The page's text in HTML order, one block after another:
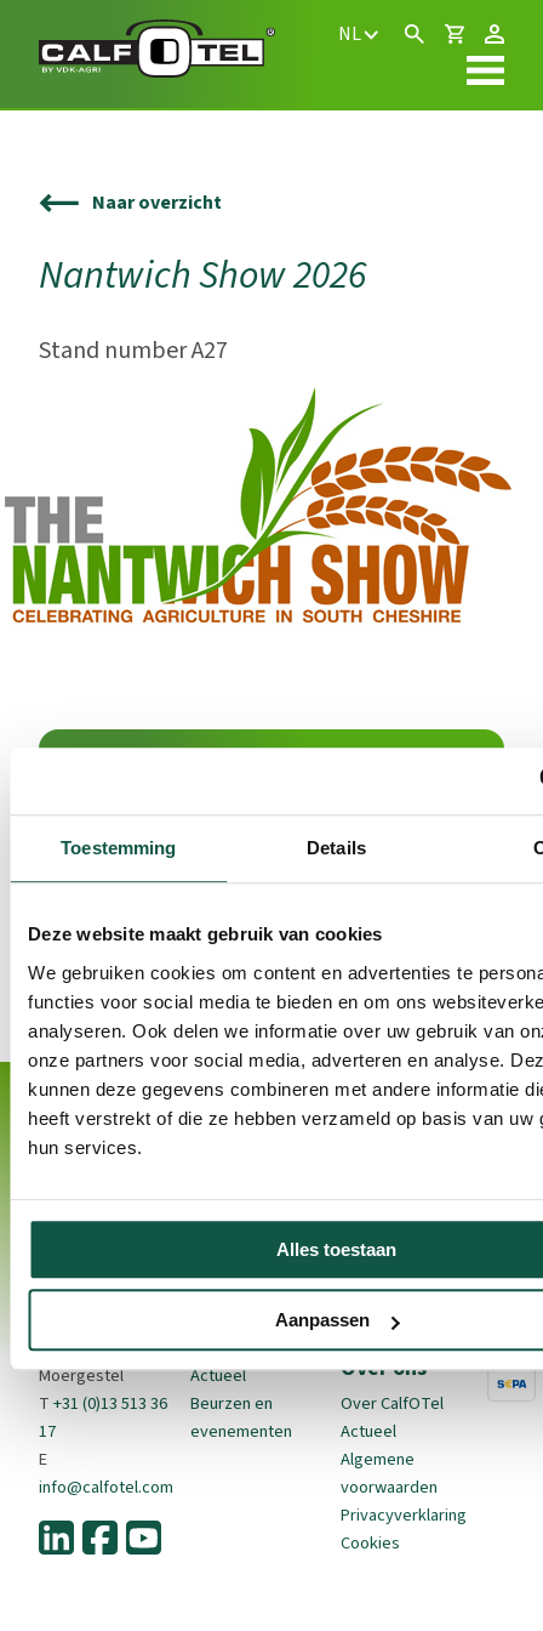
Toestemming Details
Deze website maakt gebruik van cookies
We gebruiken cookies om content en advertenties te
functies voor social media te bieden en om ons
analyseren. Ook delen we informatie over uw gebruik van
onze partners voor social media, adverteren en analyse.
kunnen deze gegevens combineren met andere informatie
heeft verstrekt of die ze hebben verzameld op basis van uw
hun services.
Alles toestaan
Aanpassen
NL
Naar overzicht
Nantwich Show 2026
Stand number A27
Contact
CalfOTel is een
BV.
NL-5066 GJ
Moergestel
T+31 (0)13 513 36
17
E
info@calfotel.com
Producten
Binnenhuisvesting
Buitenhuisvesting
Accessoires
In de praktijk
Actueel
Beurzen en
evenementen
Kalveropfok
Kalverhuisvesting
Hygiëne
Gezondheid
Arbeid
Over ons
Over CalfOTel
Actueel
Algemene
voorwaarden
Privacyverklaring
Cookies